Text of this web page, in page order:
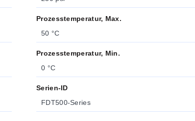
Prozesstemperatur, Max.
50 °C
Prozesstemperatur, Min.
0 °C
Serien-ID
FDT500-Series